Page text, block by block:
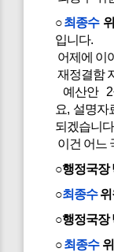
○최종수
입니다.
어제에 이
재정결함
예산안 2
요, 설명자
되겠습니
이건 어느
○행정국장
○최종수위
○행정국장
○최종수위